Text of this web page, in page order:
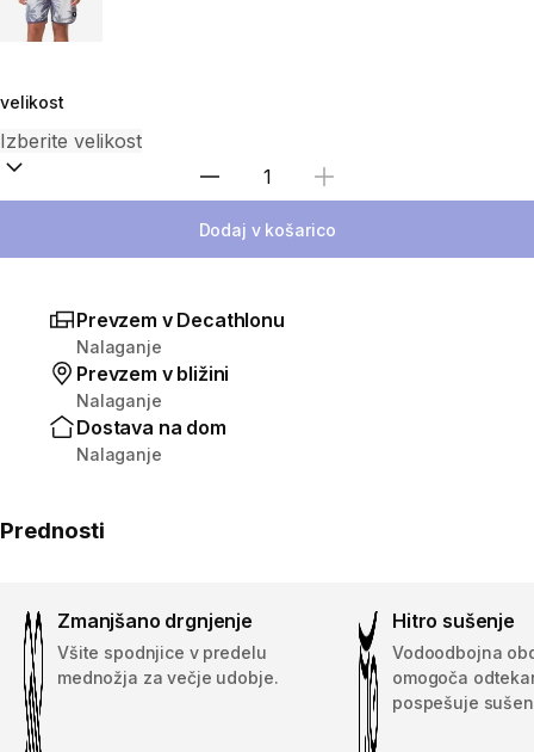
velikost
Izberite količino
Dodaj v košarico
Prevzem v Decathlonu
Nalaganje
Prevzem v bližini
Nalaganje
Dostava na dom
Nalaganje
Prednosti
Zmanjšano drgnjenje
Všite spodnjice v predelu
mednožja za večje udobje.
Hitro sušenje
Vodoodbojna
omogoča
pospešuje